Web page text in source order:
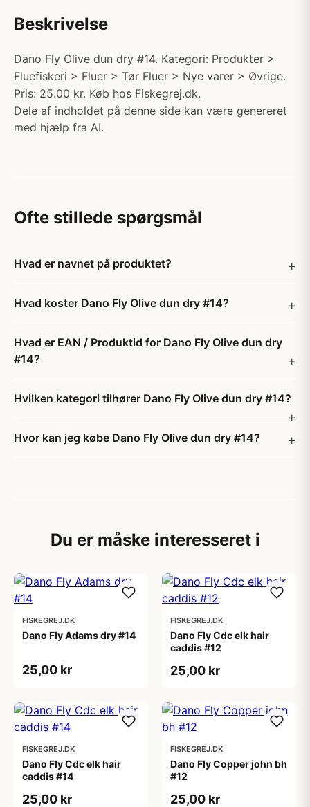
Beskrivelse
Dano Fly Olive dun dry #14. Kategori: Produkter >
Fluefiskeri > Fluer > Tør Fluer > Nye varer > Øvrige.
Pris: 25.00 kr. Køb hos Fiskegrej.dk.
Dele af indholdet på denne side kan være genereret
med hjælp fra AI.
Ofte stillede spørgsmål
Hvad er navnet på produktet?
Hvad koster Dano Fly Olive dun dry #14?
Hvad er EAN / Produktid for Dano Fly Olive dun dry
#14?
Hvilken kategori tilhører Dano Fly Olive dun dry #14?
Hvor kan jeg købe Dano Fly Olive dun dry #14?
Du er måske interesseret i
FISKEGREJ.DK
Dano Fly Adams dry #14
25,00 kr
FISKEGREJ.DK
Dano Fly Cdc elk hair
caddis #12
25,00 kr
FISKEGREJ.DK
Dano Fly Cdc elk hair
caddis #14
25,00 kr
FISKEGREJ.DK
Dano Fly Copper john bh
#12
25,00 kr